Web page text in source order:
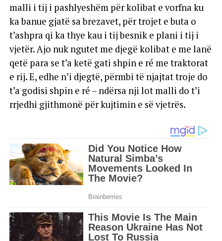
malli i tij i pashlyeshëm për kolibat e vorfna ku
ka banue gjatë sa brezavet, për trojet e buta o
t’ashpra qi ka thye kau i tij besnik e plani i tij i
vjetër. Ajo nuk ngutet me djegë kolibat e me lanë
qetë para se t’a ketë gati shpin e ré me traktorat
e rij. E, edhe n’i djegtë, përmbi të njajtat troje do
t’a godisi shpin e ré – ndërsa nji lot malli do t’i
rrjedhi gjithmonë për kujtimin e së vjetrës.